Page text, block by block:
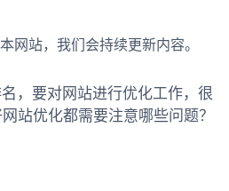
站，我们会持续更新内容。
，要对网站进行优化工作，很
站优化都需要注意哪些问题？